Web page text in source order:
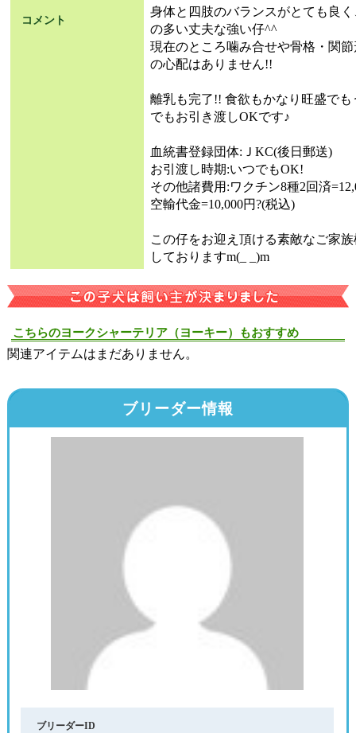
コメント
身体と四肢のバランスがとても良
の多い丈夫な強い仔^^
現在のところ噛み合せや骨格・関
の心配はありません!!
離乳も完了!! 食欲もかなり旺盛で
でもお引き渡しOKです♪
血統書登録団体:
お引渡し時期:いつでもOK!
その他諸費用:ワクチン8種2
空輸代金=10,000円?(税込)
この仔をお迎え頂ける素敵なご家
しておりますm(_ _)m
こちらのヨークシャーテリア（ヨーキー）もおすすめ
関連アイテムはまだありません。
ブリーダー情報
ブリーダーID